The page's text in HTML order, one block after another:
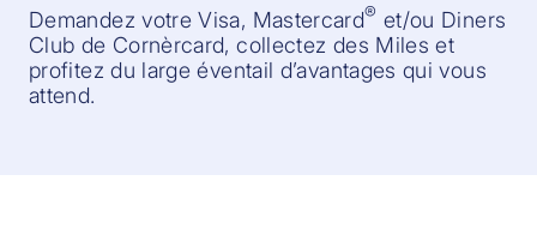
Demandez votre Visa, Mastercard® et/ou Diners
Club de Cornèrcard, collectez des Miles et
profitez du large éventail d’avantages qui vous
attend.